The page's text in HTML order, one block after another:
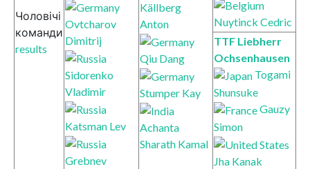
Чоловічі
команди
results
Ovtcharov
Dimitrij
Sidorenko
Vladimir
Katsman Lev
Grebnev
Källberg
Anton
Qiu Dang
Stumper Kay
Achanta
Sharath Kamal
Nuytinck Cedric
TTF Liebherr
Ochsenhausen
Togami
Shunsuke
Gauzy
Simon
Jha Kanak